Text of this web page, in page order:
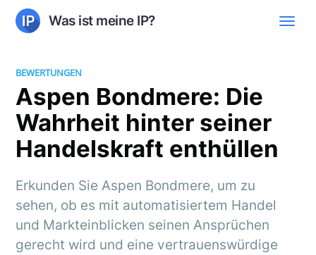
Was ist meine IP?
BEWERTUNGEN
Aspen Bondmere: Die
Wahrheit hinter seiner
Handelskraft enthüllen
Erkunden Sie Aspen Bondmere, um zu
sehen, ob es mit automatisiertem Handel
und Markteinblicken seinen Ansprüchen
gerecht wird und eine vertrauenswürdige